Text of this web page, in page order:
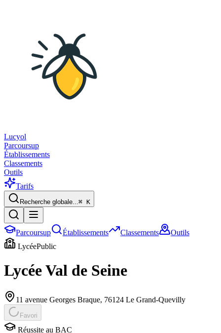
Lucyol
Parcoursup
Établissements
Classements
Outils
Tarifs
Recherche globale...⌘ K
Parcoursup Établissements Classements
Outils
LycéePublic
Lycée Val de Seine
11 avenue Georges Braque, 76124 Le Grand-Quevilly
Favori
Réussite au BAC